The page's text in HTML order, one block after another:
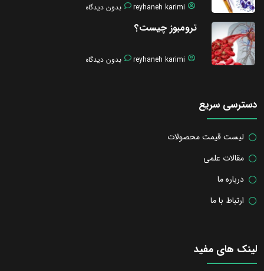
reyhaneh karimi بدون دیدگاه
ترومبوز چیست؟
reyhaneh karimi بدون دیدگاه
دسترسی سریع
لیست قیمت محصولات
مقالات علمی
درباره ما
ارتباط با ما
لینک های مفید